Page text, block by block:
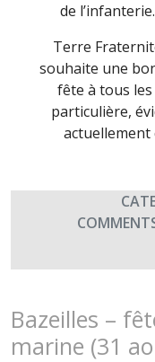
de l’infanterie.
Terre
souhaite une
fête à tous
particulière,
Bazeilles –
marine (31